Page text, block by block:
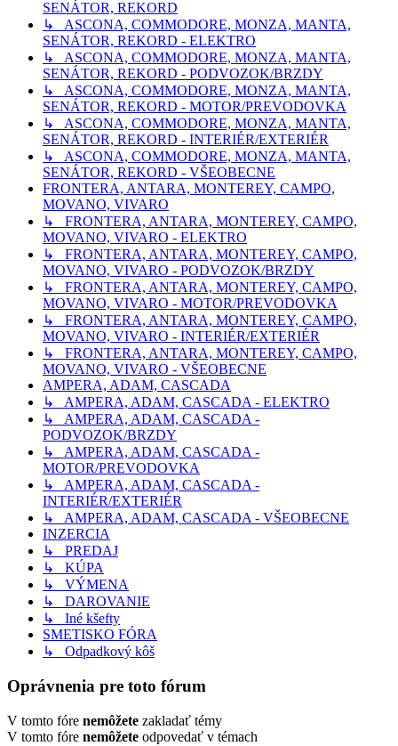
SENÁTOR, REKORD
↳ ASCONA, COMMODORE, MONZA, MANTA,
SENÁTOR, REKORD - ELEKTRO
↳ ASCONA, COMMODORE, MONZA, MANTA,
SENÁTOR, REKORD - PODVOZOK/BRZDY
↳ ASCONA, COMMODORE, MONZA, MANTA,
SENÁTOR, REKORD - MOTOR/PREVODOVKA
↳ ASCONA, COMMODORE, MONZA, MANTA,
SENÁTOR, REKORD - INTERIÉR/EXTERIÉR
↳ ASCONA, COMMODORE, MONZA, MANTA,
SENÁTOR, REKORD - VŠEOBECNE
FRONTERA, ANTARA, MONTEREY, CAMPO,
MOVANO, VIVARO
↳ FRONTERA, ANTARA, MONTEREY, CAMPO,
MOVANO, VIVARO - ELEKTRO
↳ FRONTERA, ANTARA, MONTEREY, CAMPO,
MOVANO, VIVARO - PODVOZOK/BRZDY
↳ FRONTERA, ANTARA, MONTEREY, CAMPO,
MOVANO, VIVARO - MOTOR/PREVODOVKA
↳ FRONTERA, ANTARA, MONTEREY, CAMPO,
MOVANO, VIVARO - INTERIÉR/EXTERIÉR
↳ FRONTERA, ANTARA, MONTEREY, CAMPO,
MOVANO, VIVARO - VŠEOBECNE
AMPERA, ADAM, CASCADA
↳ AMPERA, ADAM, CASCADA - ELEKTRO
↳ AMPERA, ADAM, CASCADA -
PODVOZOK/BRZDY
↳ AMPERA, ADAM, CASCADA -
MOTOR/PREVODOVKA
↳ AMPERA, ADAM, CASCADA -
INTERIÉR/EXTERIÉR
↳ AMPERA, ADAM, CASCADA - VŠEOBECNE
INZERCIA
↳ PREDAJ
↳ KÚPA
↳ VÝMENA
↳ DAROVANIE
↳ Iné kšefty
SMETISKO FÓRA
↳ Odpadkový kôš
Oprávnenia pre toto fórum
V tomto fóre nemôžete zakladať témy
V tomto fóre nemôžete odpovedať v témach